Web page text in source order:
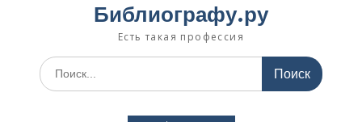
Библиографу.ру
Есть такая профессия
Поиск
по: